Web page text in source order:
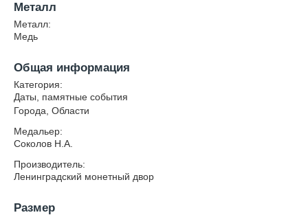
Металл
Металл:
Медь
Общая информация
Категория:
Даты, памятные события
Города, Области
Медальер:
Соколов Н.А.
Производитель:
Ленинградский монетный двор
Размер